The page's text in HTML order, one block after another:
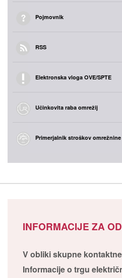
Pojmovnik
RSS
Elektronska vloga OVE/SPTE
Učinkovita raba omrežij
Primerjalnik stroškov omrežnine
INFORMACIJE ZA
V obliki skupne
Informacije o trgu